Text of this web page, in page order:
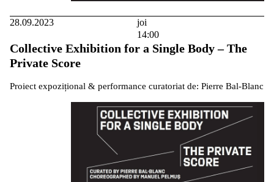
28.09.2023
joi
14:00
Collective Exhibition for a Single Body – The
Private Score
Proiect expozițional & performance curatoriat de: Pierre Bal-Blanc